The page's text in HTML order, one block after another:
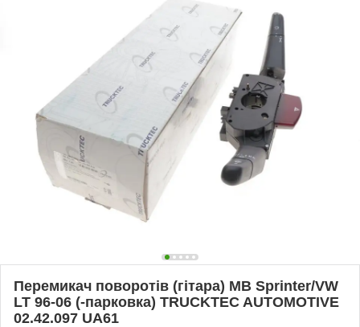
Перемикач поворотів (гітара) MB Sprinter/VW
LT 96-06 (-парковка) TRUCKTEC AUTOMOTIVE
02.42.097 UA61